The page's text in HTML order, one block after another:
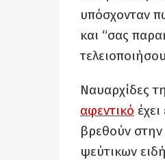
υπόσχονταν
και “σας
Ναυαρχίδες
αφεντικό
βρεθούν στην
ψεύτικων